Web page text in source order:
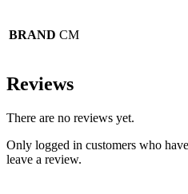
BRAND CM
Reviews
There are no reviews yet.
Only logged in customers who
leave a review.